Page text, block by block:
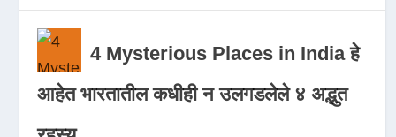
4 Mysterious Places in India हे
आहेत भारतातील कधीही न उलगडलेले ४ अद्भुत